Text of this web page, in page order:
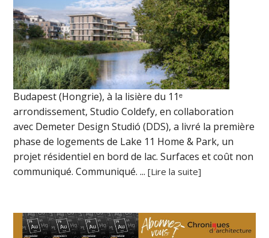
Budapest (Hongrie), à la lisière du 11ᵉ
arrondissement, Studio Coldefy, en collaboration
avec Demeter Design Studió (DDS), a livré la première
phase de logements de Lake 11 Home & Park, un
projet résidentiel en bord de lac. Surfaces et coût non
communiqué. Communiqué. ...[Lire la suite]